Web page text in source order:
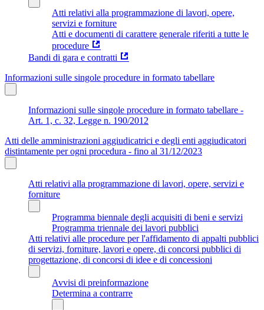
Atti relativi alla programmazione di lavori, opere,
servizi e forniture
Atti e documenti di carattere generale riferiti a tutte le
procedure
Bandi di gara e contratti
Informazioni sulle singole procedure in formato tabellare
Informazioni sulle singole procedure in formato tabellare -
Art. 1, c. 32, Legge n. 190/2012
Atti delle amministrazioni aggiudicatrici e degli enti aggiudicatori
distintamente per ogni procedura - fino al 31/12/2023
Atti relativi alla programmazione di lavori, opere, servizi e
forniture
Programma biennale degli acquisiti di beni e servizi
Programma triennale dei lavori pubblici
Atti relativi alle procedure per l'affidamento di appalti pubblici
di servizi, forniture, lavori e opere, di concorsi pubblici di
progettazione, di concorsi di idee e di concessioni
Avvisi di preinformazione
Determina a contrarre